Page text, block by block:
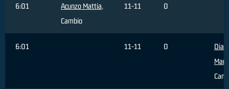
6:01 Acunzo Mattia,
Cambio
11-11 0
6:01 11-11 0
Dia